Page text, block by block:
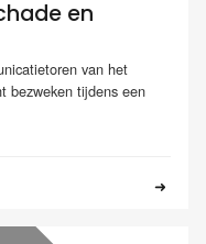
en
van het
bezweken tijdens een